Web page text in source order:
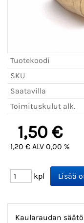
Tuotekoodi
SKU
Saatavilla
Toimituskulut alk.
1,50 €
1,20 € ALV 0,00 %
kpl
Kaularaudan